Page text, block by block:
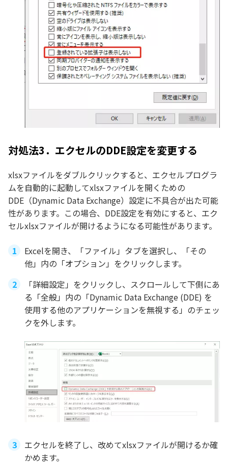
対処法3．エクセルのDDE設定を変更する
xlsxファイルをダブルクリックすると、エクセルプログラ
ムを自動的に起動してxlsxファイルを開くための
DDE（Dynamic Data Exchange）設定に不具合が出た可能
性があります。この場合、DDE設定を有効にすると、エク
セルxlsxファイルが開けるようになる可能性があります。
Excelを開き、「ファイル」タブを選択し、「その
他」内の「オプション」をクリックします。
「詳細設定」をクリックし、スクロールして下側にあ
る「全般」内の「Dynamic Data Exchange (DDE) を
使用する他のアプリケーションを無視する」のチェッ
クを外します。
エクセルを終了し、改めてxlsxファイルが開けるか確
かめます。